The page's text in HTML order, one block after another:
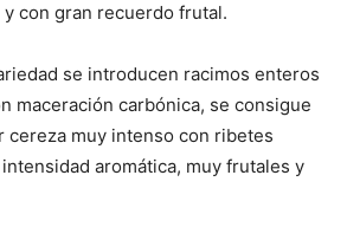
con gran recuerdo frutal.
se introducen racimos enteros
maceración carbónica, se consigue
cereza muy intenso con ribetes
aromática, muy frutales y